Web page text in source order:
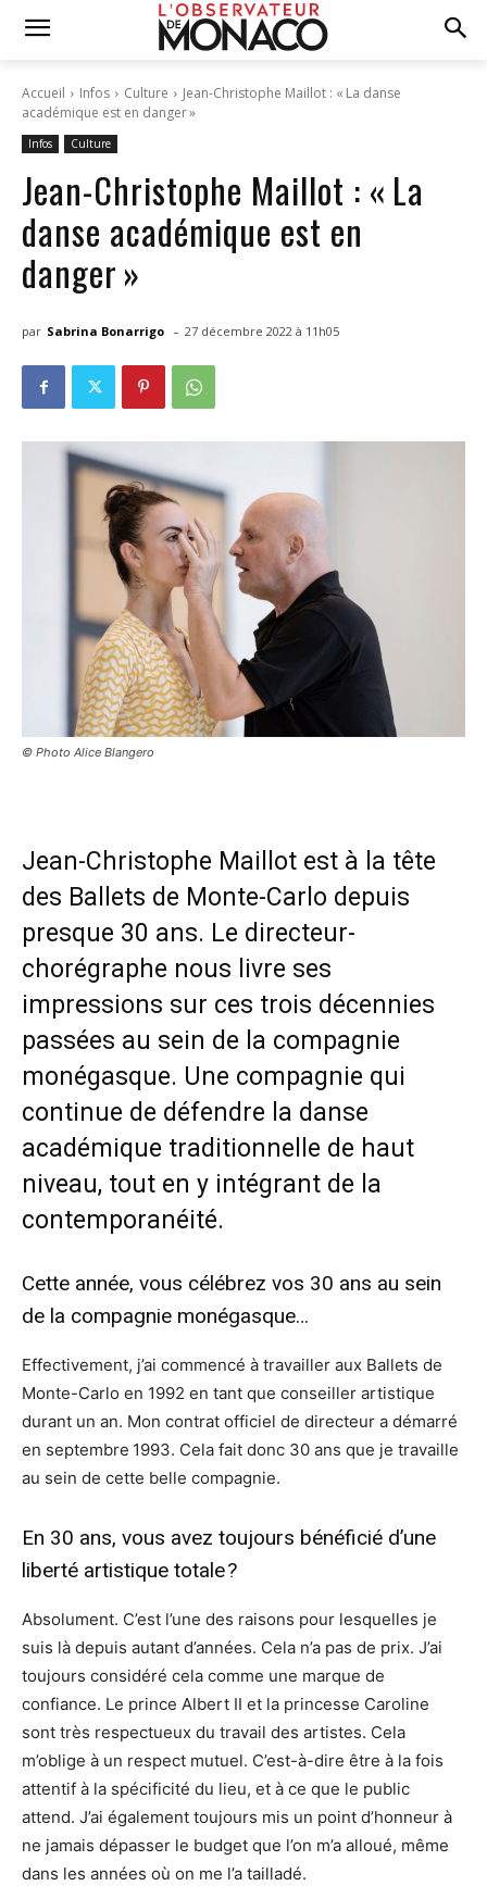
Accueil Infos Culture
Jean-Christophe Maillot : « La danse
académique est en danger »
Infos Culture
Jean-Christophe Maillot : « La
danse académique est en
danger »
par Sabrina Bonarrigo - 27 décembre 2022 à 11h05
© Photo Alice Blangero
Jean-Christophe Maillot est à la tête
des Ballets de Monte-Carlo depuis
presque 30 ans. Le directeur-
chorégraphe nous livre ses
impressions sur ces trois décennies
passées au sein de la compagnie
monégasque. Une compagnie qui
continue de défendre la danse
académique traditionnelle de haut
niveau, tout en y intégrant de la
contemporanéité.
Cette année, vous célébrez vos 30 ans au sein
de la compagnie monégasque…
Effectivement, j’ai commencé à travailler aux Ballets de
Monte-Carlo en 1992 en tant que conseiller artistique
durant un an. Mon contrat officiel de directeur a démarré
en septembre 1993. Cela fait donc 30 ans que je travaille
au sein de cette belle compagnie.
En 30 ans, vous avez toujours bénéficié d’une
liberté artistique totale ?
Absolument. C’est l’une des raisons pour lesquelles je
suis là depuis autant d’années. Cela n’a pas de prix. J’ai
toujours considéré cela comme une marque de
confiance. Le prince Albert II et la princesse Caroline
sont très respectueux du travail des artistes. Cela
m’oblige à un respect mutuel. C’est-à-dire être à la fois
attentif à la spécificité du lieu, et à ce que le public
attend. J’ai également toujours mis un point d’honneur à
ne jamais dépasser le budget que l’on m’a alloué, même
dans les années où on me l’a tailladé.